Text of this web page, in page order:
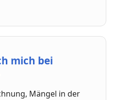
mich bei
Mängel in der